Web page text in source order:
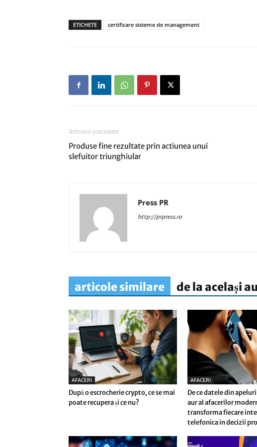
ETICHETE certificare sisteme de management
Articolul precedent
Produse fine rezultate prin actiunea unui
slefuitor triunghiular
Press PR
http://prpress.ro
articole similare de la același
AFACERI
După o escrocherie crypto, ce se mai
poate recupera și ce nu?
AFACERI
De ce datele din
aur al afacerilor
transforma fiecare
telefonica in decizii